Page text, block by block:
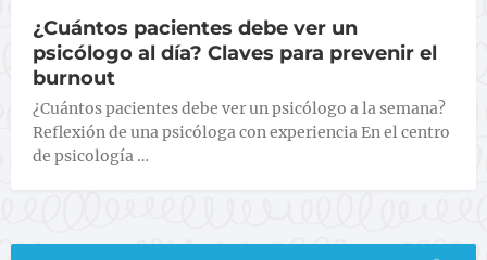
¿Cuántos pacientes debe ver un
psicólogo al día? Claves para prevenir el
burnout
¿Cuántos pacientes debe ver un psicólogo a la semana?
Reflexión de una psicóloga con experiencia En el centro
de psicología …